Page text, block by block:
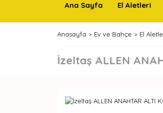
Ana Sayfa El Aletleri
Anasayfa Ev ve Bahçe El
İzeltaş ALLEN